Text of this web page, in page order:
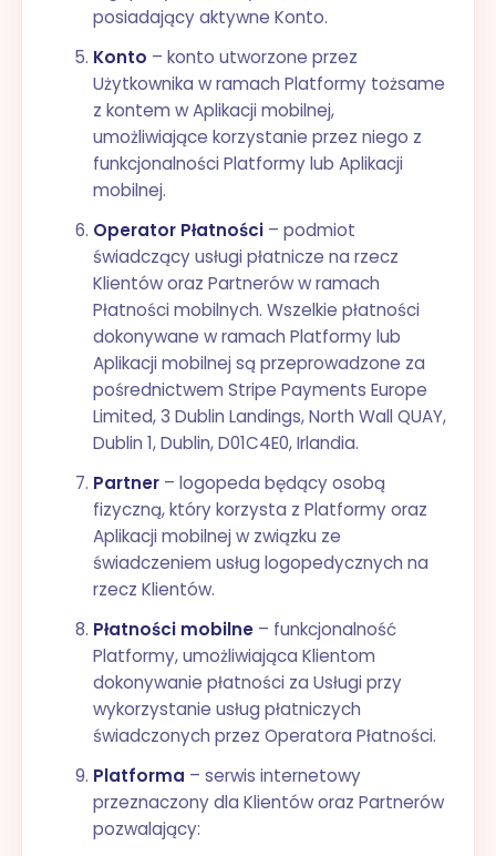
posiadający aktywne Konto.
Konto – konto utworzone przez
Użytkownika w ramach Platformy tożsame
z kontem w Aplikacji mobilnej,
umożliwiające korzystanie przez niego z
funkcjonalności Platformy lub Aplikacji
mobilnej.
Operator Płatności – podmiot
świadczący usługi płatnicze na rzecz
Klientów oraz Partnerów w ramach
Płatności mobilnych. Wszelkie płatności
dokonywane w ramach Platformy lub
Aplikacji mobilnej są przeprowadzone za
pośrednictwem Stripe Payments Europe
Limited, 3 Dublin Landings, North Wall QUAY,
Dublin 1, Dublin, D01C4E0, Irlandia.
Partner – logopeda będący osobą
fizyczną, który korzysta z Platformy oraz
Aplikacji mobilnej w związku ze
świadczeniem usług logopedycznych na
rzecz Klientów.
Płatności mobilne – funkcjonalność
Platformy, umożliwiająca Klientom
dokonywanie płatności za Usługi przy
wykorzystanie usług płatniczych
świadczonych przez Operatora Płatności.
Platforma – serwis internetowy
przeznaczony dla Klientów oraz Partnerów
pozwalający: